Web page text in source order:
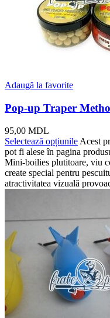
Adaugă la favorite
Pop-up Traper
95,00 MDL
Selectează opțiunile Acest
pot fi alese în pagina
Mini-boilies plutitoare, viu
create special pentru
atractivitatea vizuală